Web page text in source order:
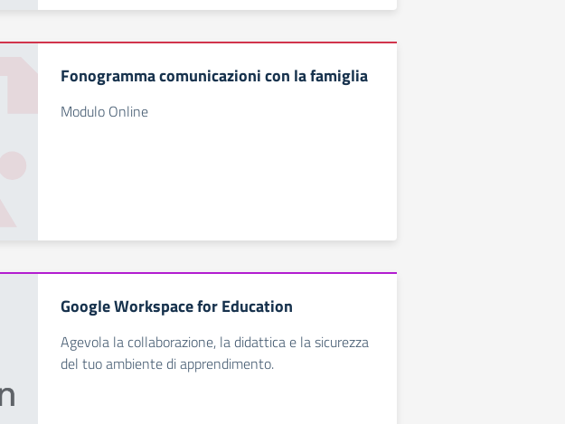
Fonogramma comunicazioni con la famiglia
Modulo Online
Google Workspace for Education
Agevola la collaborazione, la didattica e la sicurezza
del tuo ambiente di apprendimento.